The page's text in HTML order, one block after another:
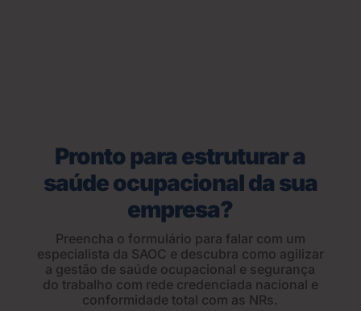
Pronto para estruturar a
saúde ocupacional da sua
empresa?
Preencha o formulário para falar com um
especialista da SAOC e descubra como agilizar
a gestão de saúde ocupacional e segurança
do trabalho com rede credenciada nacional e
conformidade total com as NRs.